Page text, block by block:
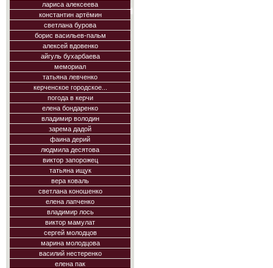
лариса алексеева
константин артёмин
светлана бурова
борис васильев-пальм
алексей вдовенко
айгуль бухарбаева
мемориал
татьяна левченко
керченское городское...
погода в керчи
елена бондаренко
владимир володин
зарема дадой
фаина дерий
людмила десятова
виктор запорожец
татьяна ищук
вера коваль
светлана коношенко
елена лапченко
владимир лось
виктор мамулат
сергей молодцов
марина молодцова
василий нестеренко
елена пак